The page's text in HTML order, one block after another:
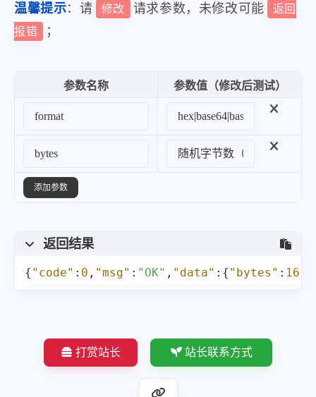
温馨提示：请 修改 请求参数，未修改可能
返回
报错
；
参数名称 参数值（修改后测试）
添加参数
返回结果
{ "code" : 0 , "msg" : "OK" , "data" : { "bytes" : 16
打赏站长 站长联系方式